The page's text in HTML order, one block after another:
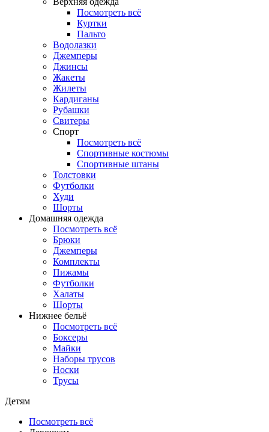
Посмотреть всё
Куртки
Пальто
Водолазки
Джемперы
Джинсы
Жакеты
Жилеты
Кардиганы
Рубашки
Свитеры
Спорт
Посмотреть всё
Спортивные костюмы
Спортивные штаны
Толстовки
Футболки
Худи
Шорты
Домашняя одежда
Посмотреть всё
Брюки
Джемперы
Комплекты
Пижамы
Футболки
Халаты
Шорты
Нижнее бельё
Посмотреть всё
Боксеры
Майки
Наборы трусов
Носки
Трусы
Детям
Посмотреть всё